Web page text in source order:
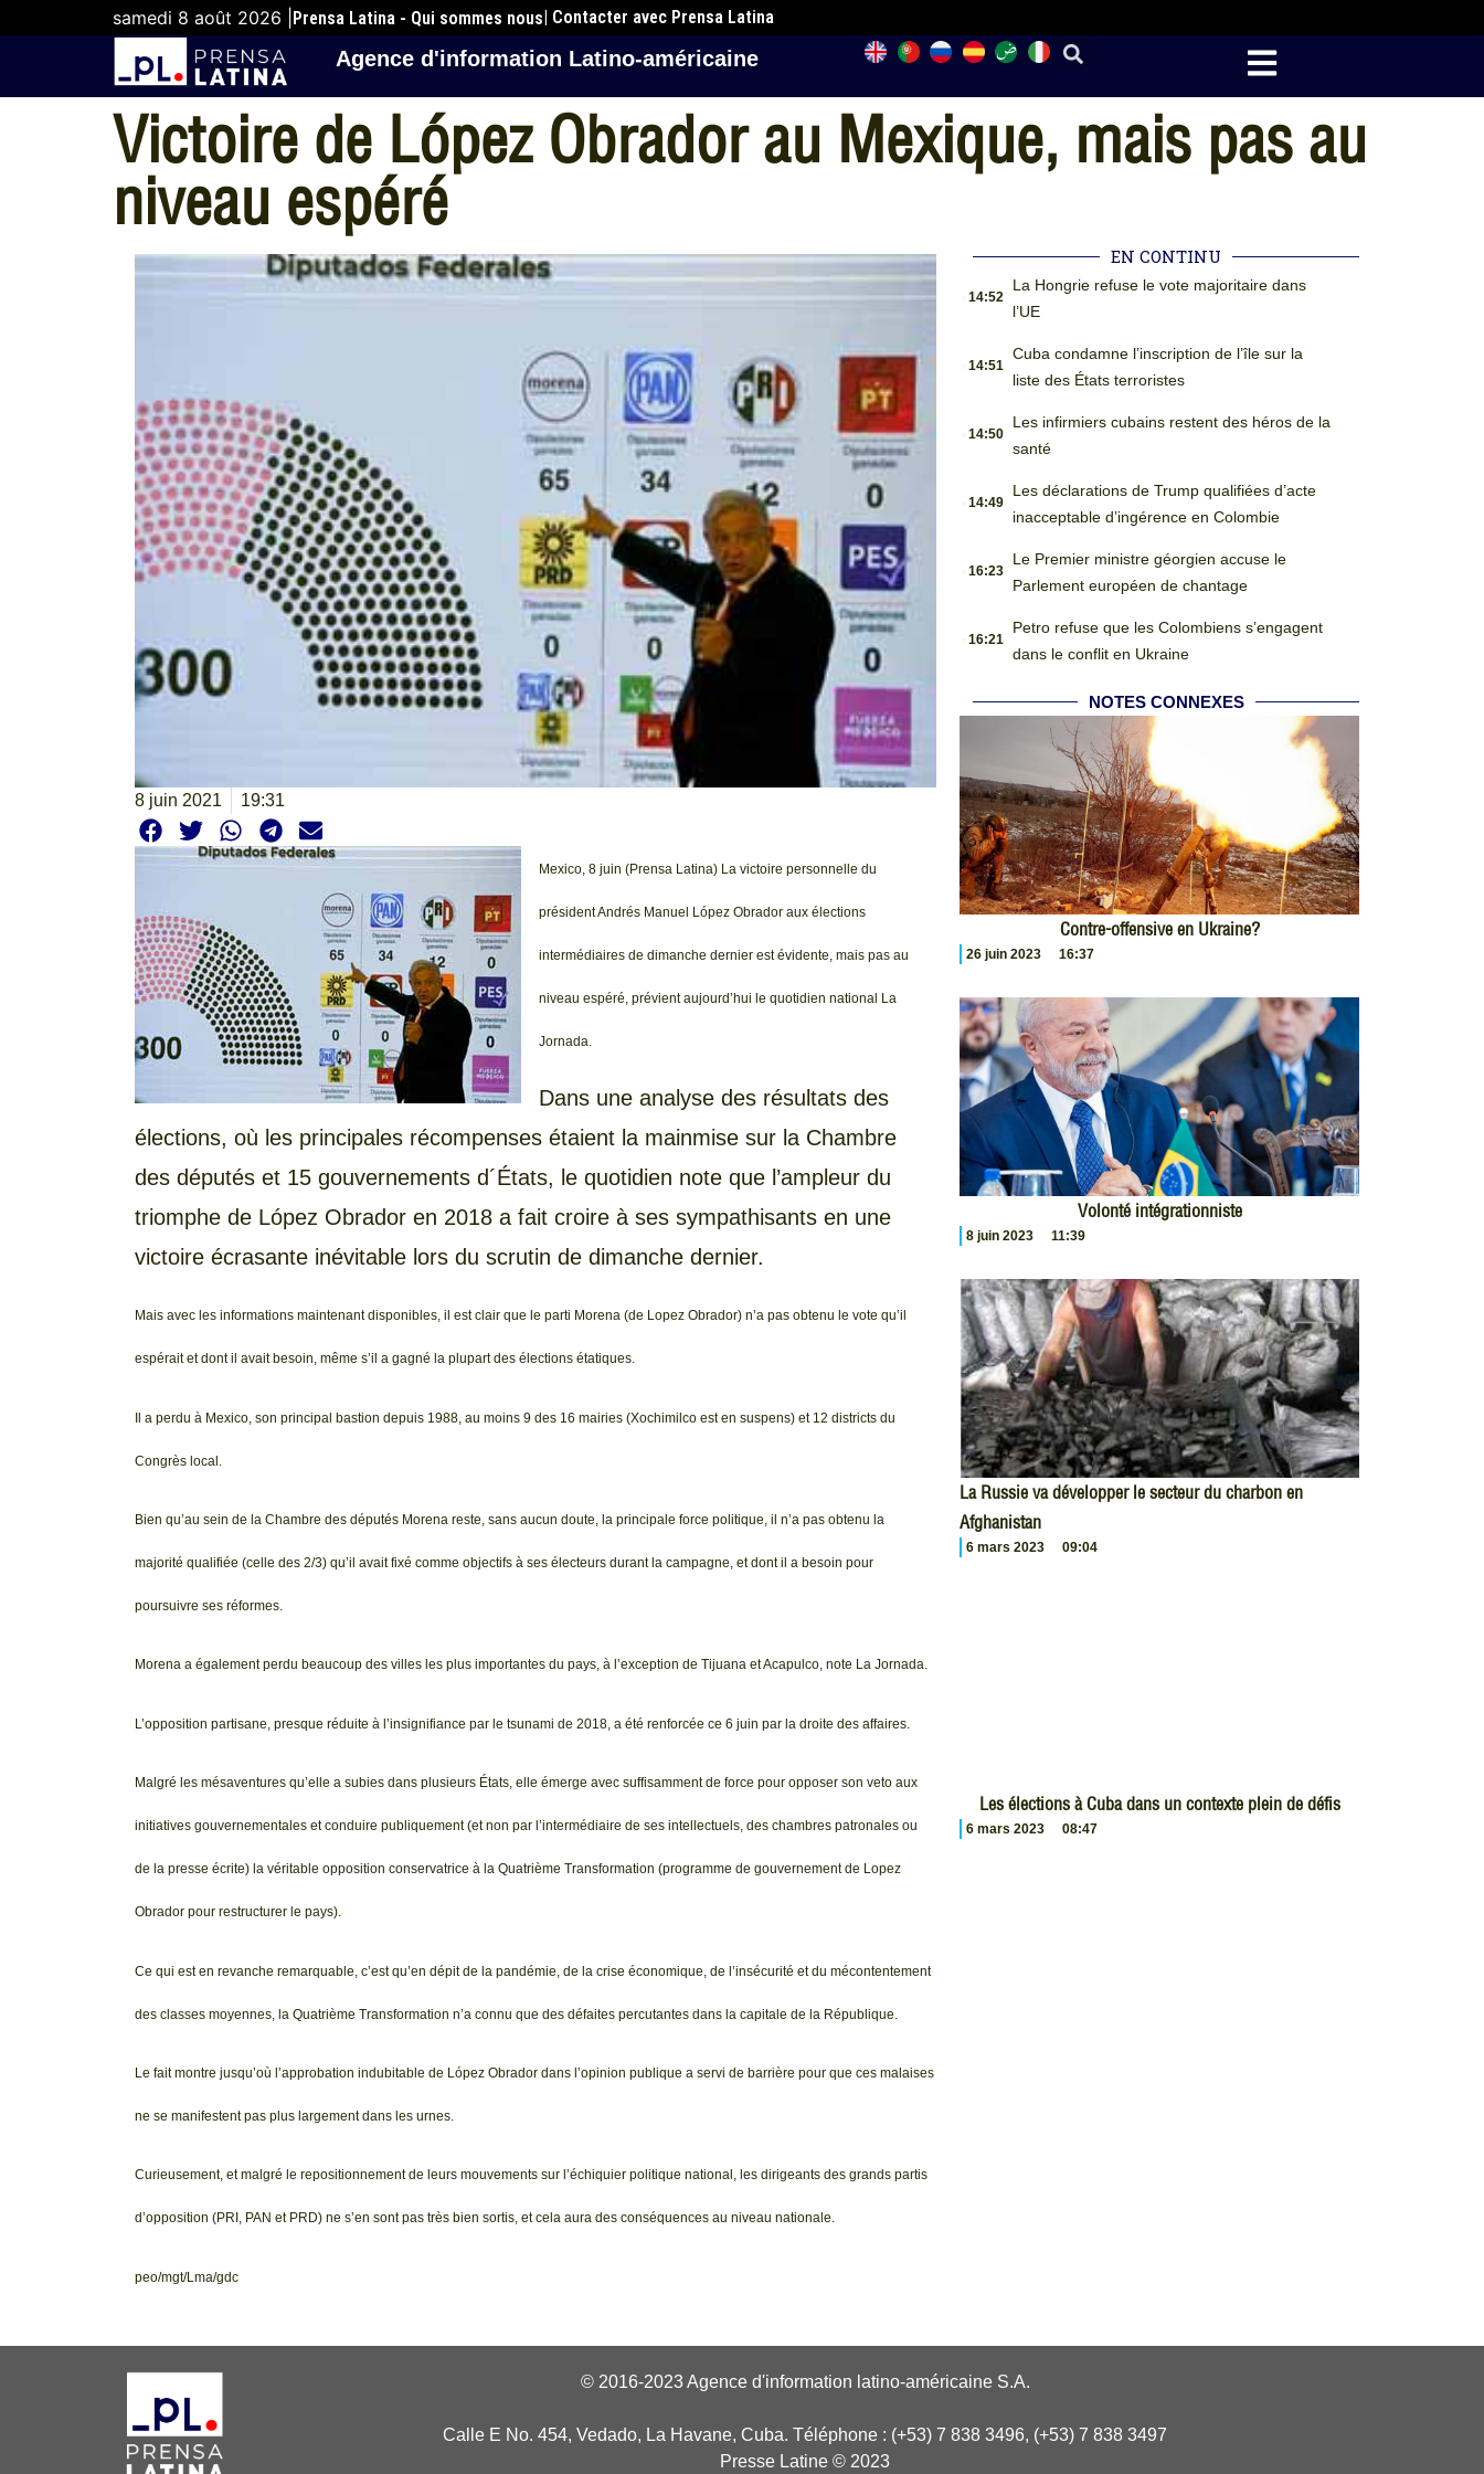
samedi 8 août 2026 | Prensa Latina - Qui sommes nous| Contacter avec Prensa Latina
Agence d'information Latino-américaine
Victoire de López Obrador au Mexique, mais pas au
niveau espéré
8 juin 2021 19:31
Mexico, 8 juin (Prensa Latina) La victoire personnelle du
président Andrés Manuel López Obrador aux élections
intermédiaires de dimanche dernier est évidente, mais pas au
niveau espéré, prévient aujourd’hui le quotidien national La
Jornada.
Dans une analyse des résultats des
élections, où les principales récompenses étaient la mainmise sur la Chambre
des députés et 15 gouvernements d´États, le quotidien note que l’ampleur du
triomphe de López Obrador en 2018 a fait croire à ses sympathisants en une
victoire écrasante inévitable lors du scrutin de dimanche dernier.
Mais avec les informations maintenant disponibles, il est clair que le parti Morena (de Lopez Obrador) n’a pas obtenu le vote qu’il
espérait et dont il avait besoin, même s’il a gagné la plupart des élections étatiques.
Il a perdu à Mexico, son principal bastion depuis 1988, au moins 9 des 16 mairies (Xochimilco est en suspens) et 12 districts du
Congrès local.
Bien qu’au sein de la Chambre des députés Morena reste, sans aucun doute, la principale force politique, il n’a pas obtenu la
majorité qualifiée (celle des 2/3) qu’il avait fixé comme objectifs à ses électeurs durant la campagne, et dont il a besoin pour
poursuivre ses réformes.
Morena a également perdu beaucoup des villes les plus importantes du pays, à l’exception de Tijuana et Acapulco, note La Jornada.
L’opposition partisane, presque réduite à l’insignifiance par le tsunami de 2018, a été renforcée ce 6 juin par la droite des affaires.
Malgré les mésaventures qu’elle a subies dans plusieurs États, elle émerge avec suffisamment de force pour opposer son veto aux
initiatives gouvernementales et conduire publiquement (et non par l’intermédiaire de ses intellectuels, des chambres patronales ou
de la presse écrite) la véritable opposition conservatrice à la Quatrième Transformation (programme de gouvernement de Lopez
Obrador pour restructurer le pays).
Ce qui est en revanche remarquable, c’est qu’en dépit de la pandémie, de la crise économique, de l’insécurité et du mécontentement
des classes moyennes, la Quatrième Transformation n’a connu que des défaites percutantes dans la capitale de la République.
Le fait montre jusqu’où l’approbation indubitable de López Obrador dans l’opinion publique a servi de barrière pour que ces malaises
ne se manifestent pas plus largement dans les urnes.
Curieusement, et malgré le repositionnement de leurs mouvements sur l’échiquier politique national, les dirigeants des grands partis
d’opposition (PRI, PAN et PRD) ne s’en sont pas très bien sortis, et cela aura des conséquences au niveau nationale.
peo/mgt/Lma/gdc
EN CONTINU
14:52
La Hongrie refuse le vote majoritaire dans
l’UE
14:51
Cuba condamne l’inscription de l’île sur la
liste des États terroristes
14:50
Les infirmiers cubains restent des héros de la
santé
14:49
Les déclarations de Trump qualifiées d’acte
inacceptable d’ingérence en Colombie
16:23
Le Premier ministre géorgien accuse le
Parlement européen de chantage
16:21
Petro refuse que les Colombiens s’engagent
dans le conflit en Ukraine
NOTES CONNEXES
Contre-offensive en Ukraine?
26 juin 2023 16:37
Volonté intégrationniste
8 juin 2023 11:39
La Russie va développer le secteur du charbon en
Afghanistan
6 mars 2023 09:04
Les élections à Cuba dans un contexte plein de défis
6 mars 2023 08:47
© 2016-2023 Agence d'information latino-américaine S.A.
Calle E No. 454, Vedado, La Havane, Cuba. Téléphone : (+53) 7 838 3496, (+53) 7 838 3497
Presse Latine © 2023